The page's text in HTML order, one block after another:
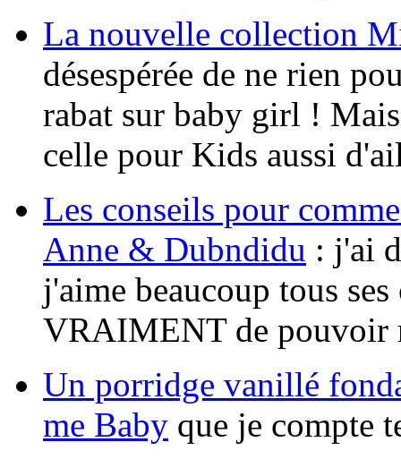
La nouvelle collection
désespérée de ne rien
rabat sur baby girl !
celle pour Kids aussi
Les conseils pour
Anne & Dubndidu : j'ai
j'aime beaucoup tous
VRAIMENT de pouvoir
Un porridge vanillé
me Baby que je compte